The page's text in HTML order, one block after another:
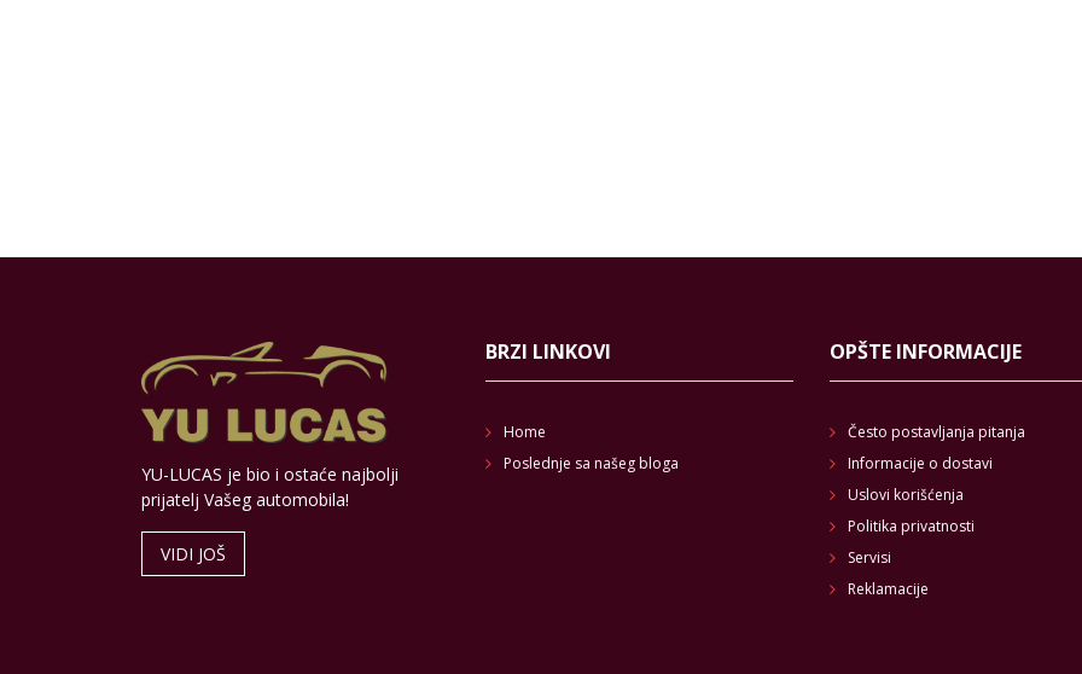
YU-LUCAS je bio i ostaće najbolji
prijatelj Vašeg automobila!
VIDI JOŠ
BRZI LINKOVI
Home
Poslednje sa našeg bloga
OPŠTE INFORMACIJE
Često postavljanja pitanja
Informacije o dostavi
Uslovi korišćenja
Politika privatnosti
Servisi
Reklamacije